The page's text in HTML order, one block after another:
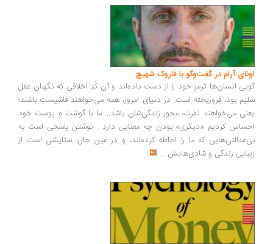
آرام در گفت‌وگو با فاروک شهیچ‭
انسان‌ها ترمزِ خود را از دست داده‌اند و آن کُدِ اخلاقی که نگهبان عقل
بود، فروریخته است. در دنیای امروز، همه می‌خواهند فاشیست باشند؛
می‌خواهند نفرت، محورِ زندگی‌شان باشد... ما با گوشت و پوست خود
کردیم «دیگری» بودن چه معنایی دارد... نوشتن پاسخی است به
که ما را احاطه کرده‌اند، و در عین حال، ستایشی است از
زندگی و شادی‌هایش...